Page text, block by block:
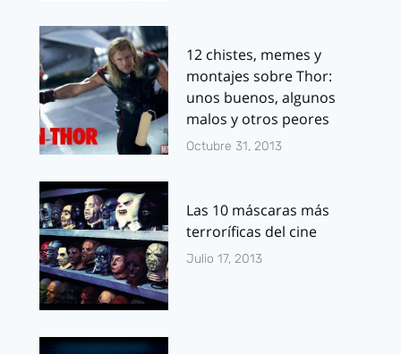
12 chistes, memes y
montajes sobre Thor:
unos buenos, algunos
malos y otros peores
Octubre 31, 2013
Las 10 máscaras más
terroríficas del cine
Julio 17, 2013